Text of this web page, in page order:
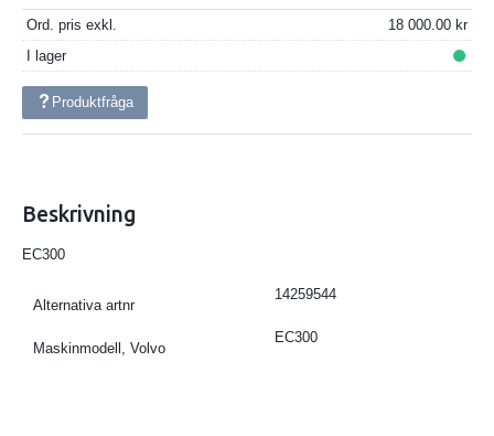
Ord. pris exkl.
18 000.00
I lager
Produktfråga
Beskrivning
EC300
Alternativa artnr
14259544
Maskinmodell, Volvo
EC300